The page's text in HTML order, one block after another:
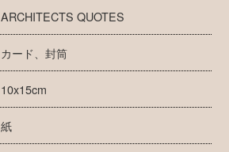
ARCHITECTS QUOTES
カード、封筒
10x15cm
紙